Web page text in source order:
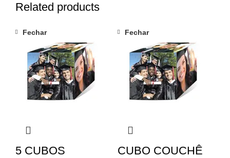
Related products
Fechar
5 CUBOS
Fechar
CUBO COUCHÊ